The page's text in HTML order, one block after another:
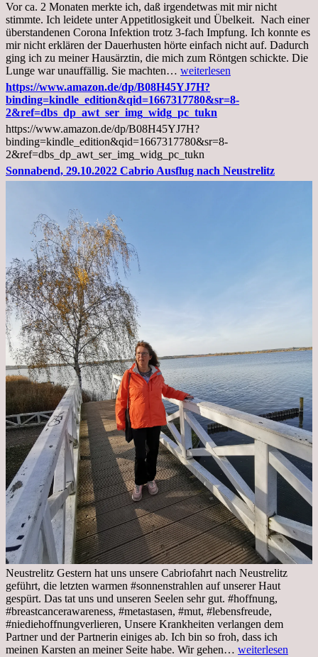
Vor ca. 2 Monaten merkte ich, daß irgendetwas mit mir nicht
stimmte. Ich leidete unter Appetitlosigkeit und Übelkeit. Nach einer
überstandenen Corona Infektion trotz 3-fach Impfung. Ich konnte es
mir nicht erklären der Dauerhusten hörte einfach nicht auf. Dadurch
ging ich zu meiner Hausärztin, die mich zum Röntgen schickte. Die
Lunge war unauffällig. Sie machten… Mittwoch,
02.11.2022,
Arztgespräch
und
Diagnose
Lebermetastasen
weiterlesen
https://www.amazon.de/dp/B08H45YJ7H?
binding=kindle_edition&qid=1667317780&sr=8-
2&ref=dbs_dp_awt_ser_img_widg_pc_tukn
https://www.amazon.de/dp/B08H45YJ7H?
binding=kindle_edition&qid=1667317780&sr=8-
2&ref=dbs_dp_awt_ser_img_widg_pc_tukn
Sonnabend, 29.10.2022 Cabrio Ausflug nach Neustrelitz
Neustrelitz Gestern hat uns unsere Cabriofahrt nach Neustrelitz
geführt, die letzten warmen #sonnenstrahlen auf unserer Haut
gespürt. Das tat uns und unseren Seelen sehr gut. #hoffnung,
#breastcancerawareness, #metastasen, #mut, #lebensfreude,
#niediehoffnungverlieren, Unsere Krankheiten verlangen dem
Partner und der Partnerin einiges ab. Ich bin so froh, dass ich
meinen Karsten an meiner Seite habe. Wir gehen… Sonnabend,
weiterlesen